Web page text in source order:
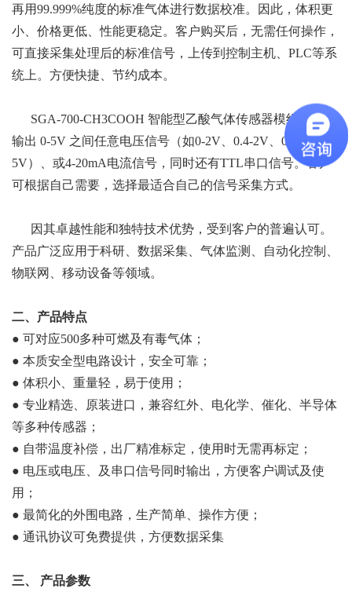
再用99.999%纯度的标准气体进行数据校准。因此，体积更
小、价格更低、性能更稳定。客户购买后，无需任何操作，
可直接采集处理后的标准信号，上传到控制主机、PLC等系
统上。方便快捷、节约成本。
SGA-700-CH3COOH 智能型乙酸气体传感器模组
可直接
输出 0-5V 之间任意电压信号（如0-2V、0.4-2V、0-3.3V、0-
5V）、或4-20mA电流信号，同时还有TTL串口信号。客户
可根据自己需要，选择最适合自己的信号采集方式。
因其卓越性能和独特技术优势，受到客户的普遍认可。
产品广泛应用于科研、数据采集、气体监测、自动化控制、
物联网、移动设备等领域。
二、产品特点
● 可对应500多种可燃及有毒气体；
● 本质安全型电路设计，安全可靠；
● 体积小、重量轻，易于使用；
● 专业精选、原装进口，兼容红外、电化学、催化、半导体
等多种传感器；
● 自带温度补偿，出厂精准标定，使用时无需再标定；
● 电压或电压、及串口信号同时输出，方便客户调试及使
用；
● 最简化的外围电路，生产简单、操作方便；
● 通讯协议可免费提供，方便数据采集
三、 产品参数